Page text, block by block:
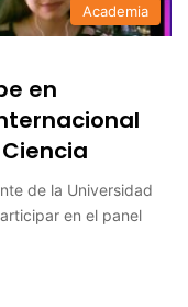
Academia
en
de la Universidad
en el panel